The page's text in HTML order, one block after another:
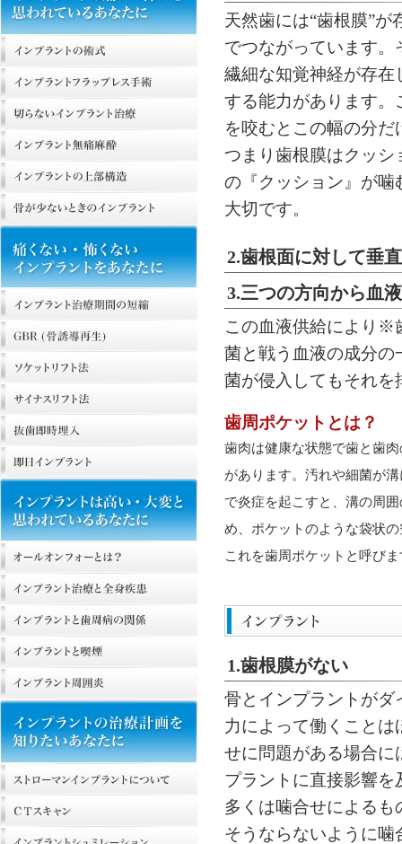
天然歯には“歯根膜”
でつながっています
繊細な知覚神経が存在
する能力があります。
を咬むとこの幅の分だ
つまり歯根膜はクッ
の『クッション』が噛
大切です。
2.歯根面に対して垂
3.三つの方向から血
この血液供給により※
菌と戦う血液の成分の
菌が侵入してもそれを
歯周ポケットとは？
歯肉は健康な状態で歯と歯
があります。汚れや細菌が
で炎症を起こすと、溝の周
め、ポケットのような袋状
これを歯周ポケットと呼び
1.歯根膜がない
骨とインプラントがダ
力によって働くこと
せに問題がある場合に
プラントに直接影響
多くは噛合せによる
そうならないように